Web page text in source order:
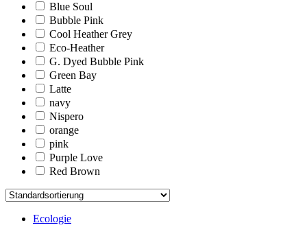
Blue Soul
Bubble Pink
Cool Heather Grey
Eco-Heather
G. Dyed Bubble Pink
Green Bay
Latte
navy
Nispero
orange
pink
Purple Love
Red Brown
Ecologie